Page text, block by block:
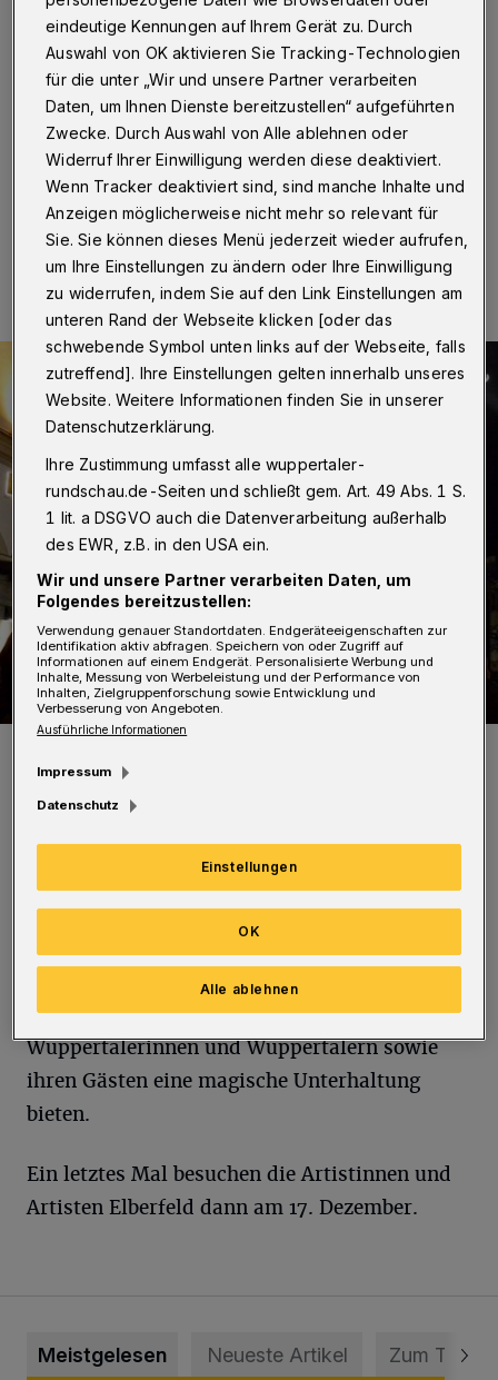
Wuppertal·Das Stelzentheater Silberregen tritt am
Donnerstag (12. Dezember 2024) zum inzwischen
dritten Mal in der Elberfelder City auf. Die Walking Acts
wollen erneut die Besucherinnen und Besucher
verzaubern.
12.12.2024 , 07:30 Uhr Eine Minute Lesezeit
Foto: Stelzentheater Silberregen
Am Donnerstag sind die Stelzenläuferinnen
und -läufer von 16:30 bis 18:30 Uhr erstmals
von Poststraße bis Wall und in den
Nebenstraßen unterwegs. Sie möchten den
Wuppertalerinnen und Wuppertalern sowie
ihren Gästen eine magische Unterhaltung
bieten.
Ein letztes Mal besuchen die Artistinnen und
Artisten Elberfeld dann am 17. Dezember.
Meistgelesen Neueste Artikel Zum Thema
eindeutige Kennungen auf Ihrem Gerät zu. Durch
Auswahl von OK aktivieren Sie Tracking-Technologien
für die unter „Wir und unsere Partner verarbeiten
Daten, um Ihnen Dienste bereitzustellen“ aufgeführten
Zwecke. Durch Auswahl von Alle ablehnen oder
Widerruf Ihrer Einwilligung werden diese deaktiviert.
Wenn Tracker deaktiviert sind, sind manche Inhalte und
Anzeigen möglicherweise nicht mehr so relevant für
Sie. Sie können dieses Menü jederzeit wieder aufrufen,
um Ihre Einstellungen zu ändern oder Ihre Einwilligung
zu widerrufen, indem Sie auf den Link Einstellungen am
unteren Rand der Webseite klicken [oder das
schwebende Symbol unten links auf der Webseite, falls
zutreffend]. Ihre Einstellungen gelten innerhalb unseres
Website. Weitere Informationen finden Sie in unserer
Datenschutzerklärung.
Ihre Zustimmung umfasst alle wuppertaler-
rundschau.de-Seiten und schließt gem. Art. 49 Abs. 1 S.
1 lit. a DSGVO auch die Datenverarbeitung außerhalb
des EWR, z.B. in den USA ein.
Wir und unsere Partner verarbeiten Daten, um
Folgendes bereitzustellen:
Verwendung genauer Standortdaten. Endgeräteeigenschaften zur
Identifikation aktiv abfragen. Speichern von oder Zugriff auf
Informationen auf einem Endgerät. Personalisierte Werbung und
Inhalte, Messung von Werbeleistung und der Performance von
Inhalten, Zielgruppenforschung sowie Entwicklung und
Verbesserung von Angeboten.
Ausführliche Informationen
Impressum
Datenschutz
Einstellungen
Alle ablehnen
OK